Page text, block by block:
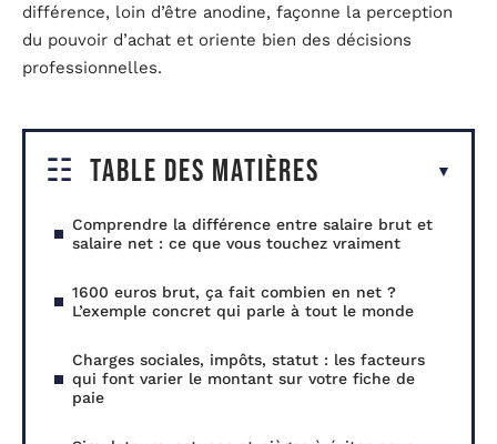
différence, loin d’être anodine, façonne la perception
du pouvoir d’achat et oriente bien des décisions
professionnelles.
Table des matières
Comprendre la différence entre salaire brut et
salaire net : ce que vous touchez vraiment
1600 euros brut, ça fait combien en net ?
L’exemple concret qui parle à tout le monde
Charges sociales, impôts, statut : les facteurs
qui font varier le montant sur votre fiche de
paie